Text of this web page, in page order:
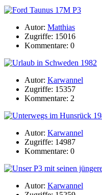
Autor: Matthias
Zugriffe: 15016
Kommentare: 0
Autor: Karwannel
Zugriffe: 15357
Kommentare: 2
Autor: Karwannel
Zugriffe: 14987
Kommentare: 0
Autor: Karwannel